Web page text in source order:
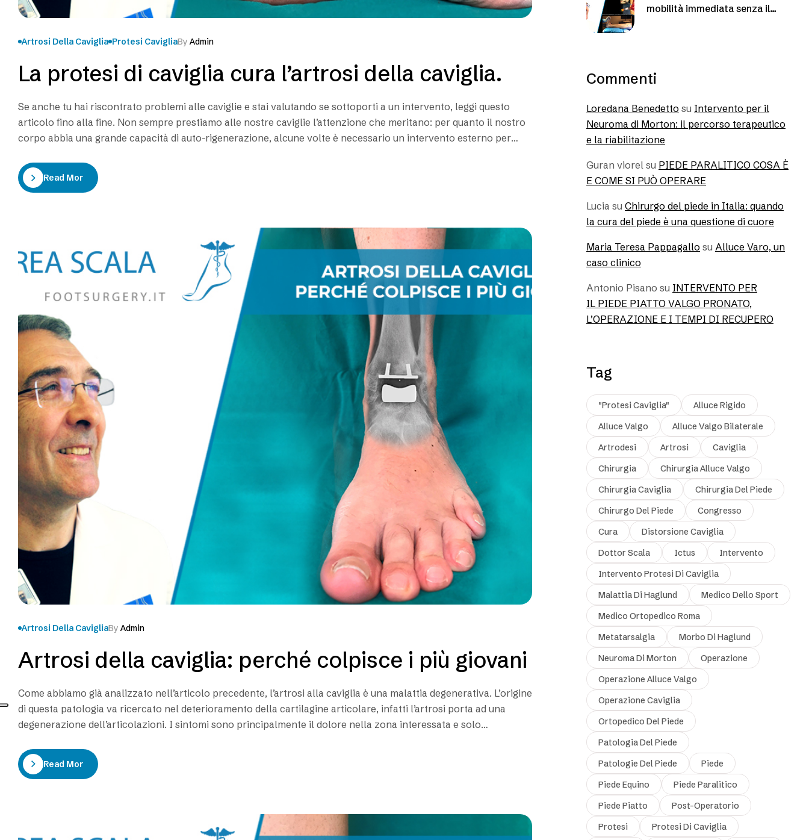
Artrosi Della Caviglia Protesi CavigliaBy Admin
La protesi di caviglia cura l’artrosi della caviglia.
Se anche tu hai riscontrato problemi alle caviglie e stai valutando se sottoporti a un intervento, leggi questo
articolo fino alla fine. Non sempre prestiamo alle nostre caviglie l’attenzione che meritano: per quanto il nostro
corpo abbia una grande capacità di auto-rigenerazione, alcune volte è necessario un intervento esterno per
Read More
Artrosi Della CavigliaBy Admin
Artrosi della caviglia: perché colpisce i più giovani
Come abbiamo già analizzato nell’articolo precedente, l’artrosi alla caviglia è una malattia degenerativa. L’origine
di questa patologia va ricercato nel deterioramento della cartilagine articolare, infatti l’artrosi porta ad una
degenerazione dell’articolazioni. I sintomi sono principalmente il dolore nella zona interessata e solo
Read More
mobilità immediata senza il
Commenti
Loredana Benedetto su Intervento per il
Neuroma di Morton: il percorso terapeutico
e la riabilitazione
Guran viorel su PIEDE PARALITICO COSA È
E COME SI PUÒ OPERARE
Lucia su Chirurgo del piede in Italia: quando
la cura del piede è una questione di cuore
Maria Teresa Pappagallo su Alluce Varo, un
caso clinico
Antonio Pisano su INTERVENTO PER
IL PIEDE PIATTO VALGO PRONATO,
L’OPERAZIONE E I TEMPI DI RECUPERO
Tag
"protesi Caviglia"
Alluce Rigido
Alluce Valgo
Alluce Valgo Bilaterale
Artrodesi
Artrosi
Caviglia
Chirurgia
Chirurgia Alluce Valgo
Chirurgia Caviglia
Chirurgia Del Piede
Chirurgo Del Piede
Congresso
Cura
Distorsione Caviglia
Dottor Scala
Ictus
Intervento
Intervento Protesi Di Caviglia
Malattia Di Haglund
Medico Dello Sport
Medico Ortopedico Roma
Metatarsalgia
Morbo Di Haglund
Neuroma Di Morton
Operazione
Operazione Alluce Valgo
Operazione Caviglia
Ortopedico Del Piede
Patologia Del Piede
Patologie Del Piede
Piede
Piede Equino
Piede Paralitico
Piede Piatto
Post-Operatorio
Protesi
Protesi Di Caviglia